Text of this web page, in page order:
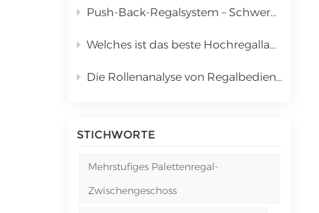
Push-Back-Regalsystem – Schwerkraftwagen-Lagerlösung mit hoher Dichte
Welches ist das beste Hochregallager für Palettenware? | Kingmore Drive-In-Regale
Die Rollenanalyse von Regalbediengeräten in automatisierten Lager- und Kommissioniersystemen (AS/RS)
STICHWORTE
Mehrstufiges Palettenregal-
Zwischengeschoss